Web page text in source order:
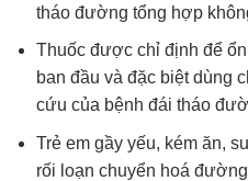
tháo đường tổng hợp
Thuốc được chỉ định để
ban đầu và đặc biệt dùng
cứu của bệnh đái tháo
Trẻ em gầy yếu, kém ăn,
rối loạn chuyển hoá